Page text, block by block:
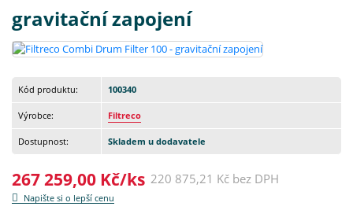
gravitační zapojení
Kód produktu: 100340
Výrobce: Filtreco
Dostupnost: Skladem u dodavatele
267 259,00 Kč/ks 220 875,21 Kč bez DPH
Napište si o lepší cenu